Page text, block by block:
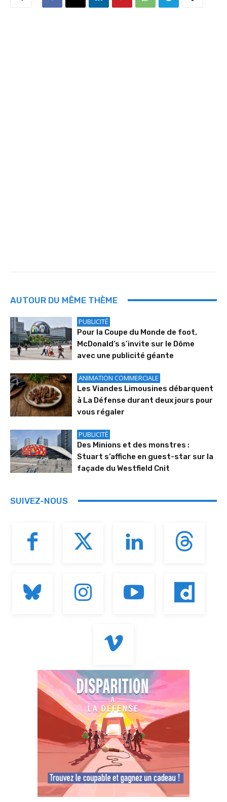
AUTOUR DU MÊME THÈME
PUBLICITÉ
Pour la Coupe du Monde de foot,
McDonald’s s’invite sur le Dôme
avec une publicité géante
ANIMATION COMMERCIALE
Les Viandes Limousines débarquent
à La Défense durant deux jours pour
vous régaler
PUBLICITÉ
Des Minions et des monstres :
Stuart s’affiche en guest-star sur la
façade du Westfield Cnit
SUIVEZ-NOUS